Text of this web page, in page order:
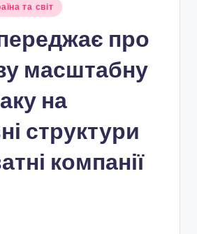
та світ
про
масштабну
на
структури
компанії